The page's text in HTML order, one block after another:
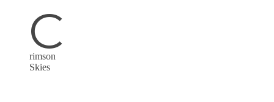
C
rimson
Skies